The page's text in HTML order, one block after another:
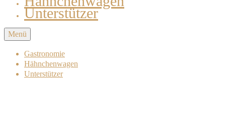
Unterstützer
Menü
Gastronomie
Hähnchenwagen
Unterstützer